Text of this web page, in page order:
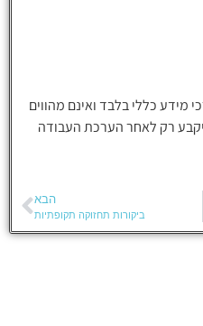
מידע כללי בלבד ואינם מהווים
רק לאחר הערכת העבודה
הבא
ביקורות תחזוקה תקופתיות